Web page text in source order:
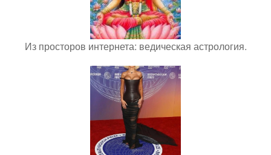
Из просторов интернета: ведическая астрология.